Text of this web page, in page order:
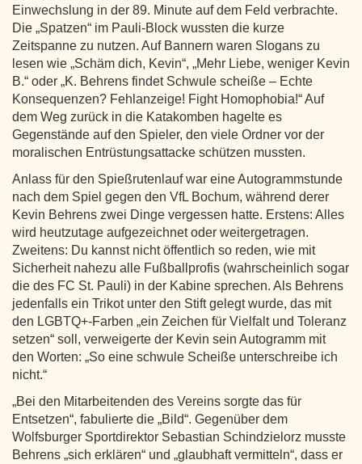
Einwechslung in der 89. Minute auf dem Feld verbrachte.
Die „Spatzen“ im Pauli-Block wussten die kurze
Zeitspanne zu nutzen. Auf Bannern waren Slogans zu
lesen wie „Schäm dich, Kevin“, „Mehr Liebe, weniger Kevin
B.“ oder „K. Behrens findet Schwule scheiße – Echte
Konsequenzen? Fehlanzeige! Fight Homophobia!“ Auf
dem Weg zurück in die Katakomben hagelte es
Gegenstände auf den Spieler, den viele Ordner vor der
moralischen Entrüstungsattacke schützen mussten.
Anlass für den Spießrutenlauf war eine Autogrammstunde
nach dem Spiel gegen den VfL Bochum, während derer
Kevin Behrens zwei Dinge vergessen hatte. Erstens: Alles
wird heutzutage aufgezeichnet oder weitergetragen.
Zweitens: Du kannst nicht öffentlich so reden, wie mit
Sicherheit nahezu alle Fußballprofis (wahrscheinlich sogar
die des FC St. Pauli) in der Kabine sprechen. Als Behrens
jedenfalls ein Trikot unter den Stift gelegt wurde, das mit
den LGBTQ+-Farben „ein Zeichen für Vielfalt und Toleranz
setzen“ soll, verweigerte der Kevin sein Autogramm mit
den Worten: „So eine schwule Scheiße unterschreibe ich
nicht.“
„Bei den Mitarbeitenden des Vereins sorgte das für
Entsetzen“, fabulierte die „Bild“. Gegenüber dem
Wolfsburger Sportdirektor Sebastian Schindzielorz musste
Behrens „sich erklären“ und „glaubhaft vermitteln“, dass er